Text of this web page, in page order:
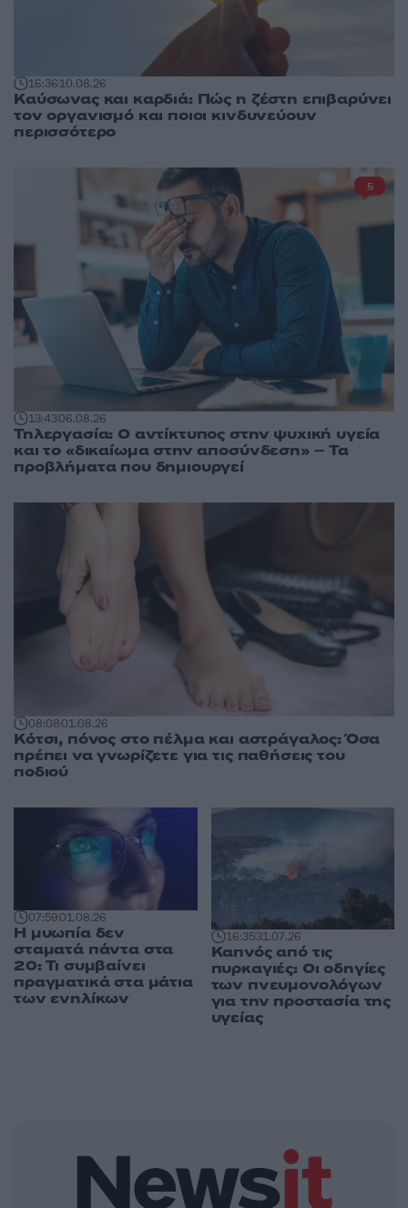
16:3610.08.26
Καύσωνας και καρδιά: Πώς η ζέστη επιβαρύνει
τον οργανισμό και ποιοι κινδυνεύουν
περισσότερο
13:4306.08.26
Τηλεργασία: Ο αντίκτυπος στην ψυχική υγεία
και το «δικαίωμα στην αποσύνδεση» – Τα
προβλήματα που δημιουργεί
5
08:0801.08.26
Κότσι, πόνος στο πέλμα και αστράγαλος: Όσα
πρέπει να γνωρίζετε για τις παθήσεις του
ποδιού
07:5901.08.26
Η μυωπία δεν
σταματά πάντα στα
20: Τι συμβαίνει
πραγματικά στα μάτια
των ενηλίκων
16:3531.07.26
Καπνός από τις
πυρκαγιές: Οι οδηγίες
των πνευμονολόγων
για την προστασία της
υγείας